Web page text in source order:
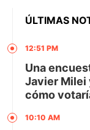
ÚLTIMAS
12:51 PM
Una
Javier Milei
cómo
10:10 AM